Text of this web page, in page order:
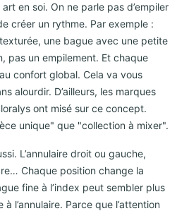
en soi. On ne parle pas d’empiler
créer un rythme. Par exemple :
une bague avec une petite
pas un empilement. Et chaque
confort global. Cela va vous
alourdir. D’ailleurs, les marques
ont misé sur ce concept.
unique" que "collection à mixer".
L’annulaire droit ou gauche,
Chaque position change la
fine à l’index peut sembler plus
l’annulaire. Parce que l’attention